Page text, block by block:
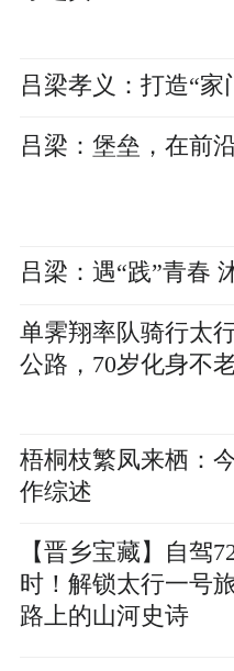
吕梁孝义：打造“家
吕梁：堡垒，在前
吕梁：遇“践”青春
单霁翔率队骑行太
公路，70岁化身不
梧桐枝繁凤来栖：
作综述
【晋乡宝藏】自驾
时！解锁太行一号
路上的山河史诗